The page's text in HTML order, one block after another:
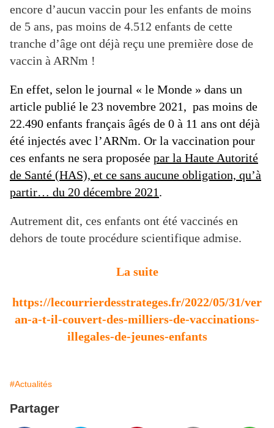
encore d’aucun vaccin pour les enfants de moins
de 5 ans, pas moins de 4.512 enfants de cette
tranche d’âge ont déjà reçu une première dose de
vaccin à ARNm !
En effet, selon le journal « le Monde » dans un
article publié le 23 novembre 2021, pas moins de
22.490 enfants français âgés de 0 à 11 ans ont déjà
été injectés avec l’ARNm. Or la vaccination pour
ces enfants ne sera proposée par la Haute Autorité
de Santé (HAS), et ce sans aucune obligation, qu’à
partir… du 20 décembre 2021.
Autrement dit, ces enfants ont été vaccinés en
dehors de toute procédure scientifique admise.
La suite
https://lecourrierdesstrateges.fr/2022/05/31/ver
an-a-t-il-couvert-des-milliers-de-vaccinations-
illegales-de-jeunes-enfants
#Actualités
Partager